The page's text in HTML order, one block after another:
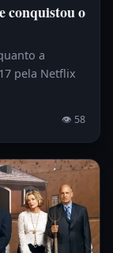
conquistou o
a
pela Netflix
👁 58